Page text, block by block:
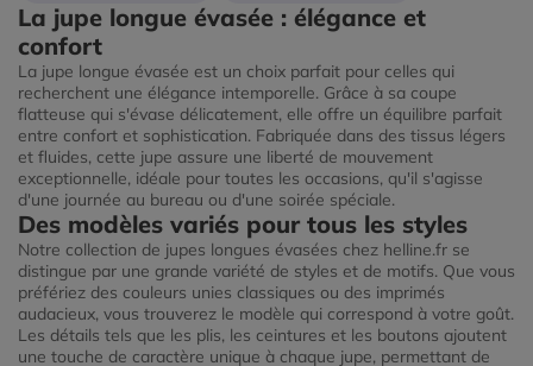
La jupe longue évasée : élégance et
confort
La jupe longue évasée est un choix parfait pour celles qui
recherchent une élégance intemporelle. Grâce à sa coupe
flatteuse qui s'évase délicatement, elle offre un équilibre parfait
entre confort et sophistication. Fabriquée dans des tissus légers
et fluides, cette jupe assure une liberté de mouvement
exceptionnelle, idéale pour toutes les occasions, qu'il s'agisse
d'une journée au bureau ou d'une soirée spéciale.
Des modèles variés pour tous les styles
Notre collection de jupes longues évasées chez helline.fr se
distingue par une grande variété de styles et de motifs. Que vous
préfériez des couleurs unies classiques ou des imprimés
audacieux, vous trouverez le modèle qui correspond à votre goût.
Les détails tels que les plis, les ceintures et les boutons ajoutent
une touche de caractère unique à chaque jupe, permettant de